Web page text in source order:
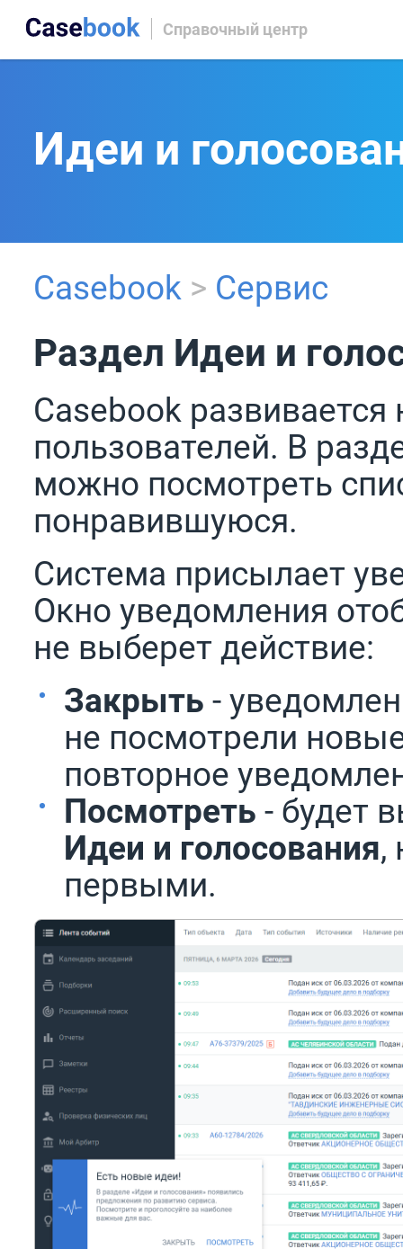
Справочный центр
Идеи и
Casebook > Сервис
Раздел Идеи и
Casebook
пользователей. В
можно посмотреть
понравившуюся.
Система присылает
Окно уведомления
не выберет действие:
Закрыть -
не посмотрели
повторное
Посмотреть - будет
Идеи и голосования,
первыми.